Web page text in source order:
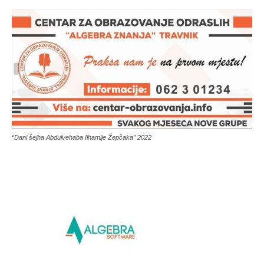
“Dani šejha Abdulvehaba Ilhamije Žepčaka” 2022